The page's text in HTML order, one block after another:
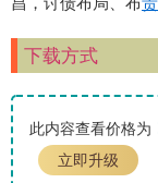
下载方式
此内容查看价格为
立即升级